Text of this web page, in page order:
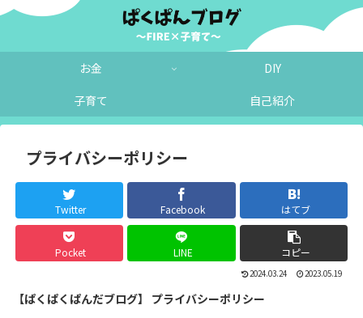
お金
DIY
子育て
自己紹介
プライバシーポリシー
Twitter Facebook はてブ
Pocket LINE コピー
2024.03.24 2023.05.19
【ぱくぱくぱんだブログ】 プライバシーポリシー